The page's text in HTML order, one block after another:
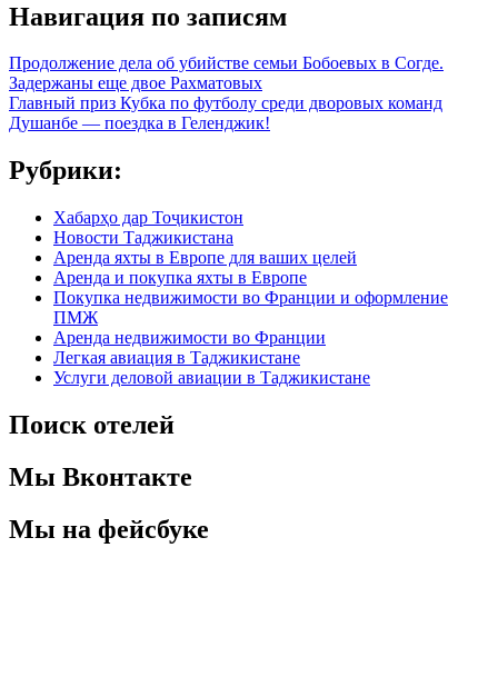
Навигация по записям
Продолжение дела об убийстве семьи Бобоевых в Согде.
Задержаны еще двое Рахматовых
Главный приз Кубка по футболу среди дворовых команд
Душанбе — поездка в Геленджик!
Рубрики:
Хабарҳо дар Тоҷикистон
Новости Таджикистана
Аренда яхты в Европе для ваших целей
Аренда и покупка яхты в Европе
Покупка недвижимости во Франции и оформление
ПМЖ
Аренда недвижимости во Франции
Легкая авиация в Таджикистане
Услуги деловой авиации в Таджикистане
Поиск отелей
Мы Вконтакте
Мы на фейсбуке